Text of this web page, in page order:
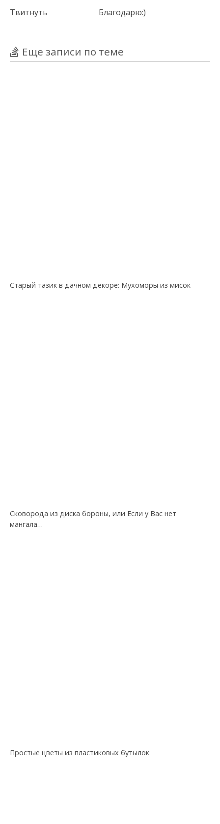
Твитнуть
Благодарю:)
Еще записи по теме
Старый тазик в дачном декоре: Мухоморы из мисок
Сковорода из диска бороны, или Если у Вас нет
мангала…
Простые цветы из пластиковых бутылок